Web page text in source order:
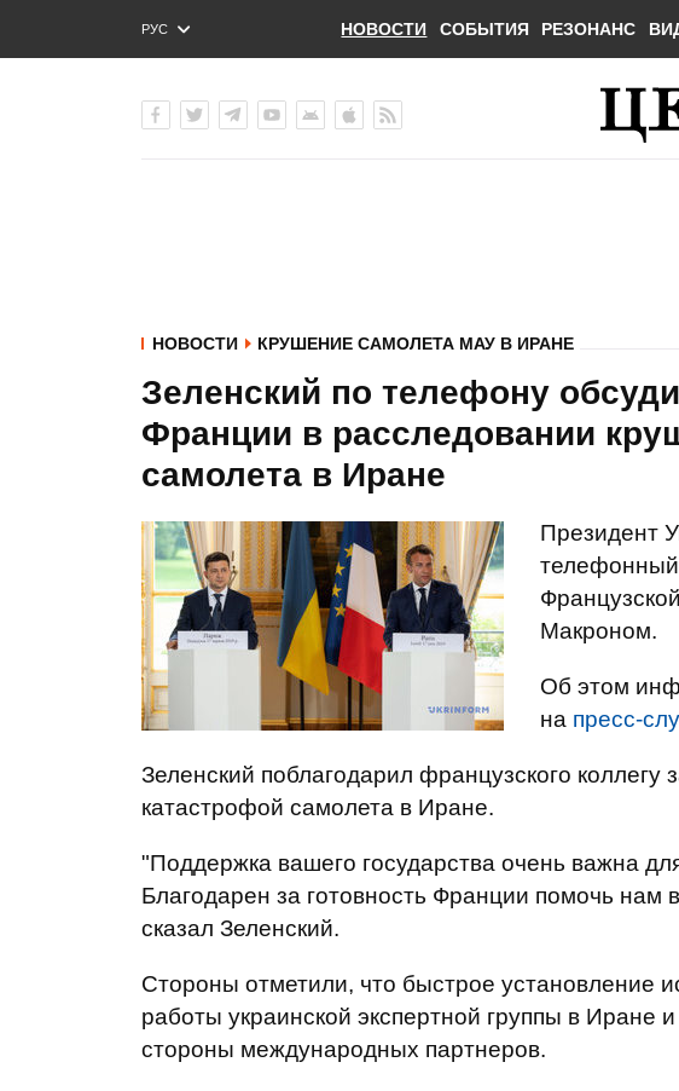
РУС
ENG
НОВОСТИ СОБЫТИЯ РЕЗОНАНС
НОВОСТИ КРУШЕНИЕ САМОЛЕТА МАУ В ИРАНЕ
Зеленский по телефону
Франции в расследовании
самолета в Иране
Президент
телефонный
Макроном.
Об этом
на пресс-
Зеленский поблагодарил французского коллегу
катастрофой самолета в Иране.
"Поддержка вашего государства очень важна
Благодарен за готовность Франции помочь нам
сказал Зеленский.
Стороны отметили, что быстрое установление
работы украинской экспертной группы в Иране
стороны международных партнеров.